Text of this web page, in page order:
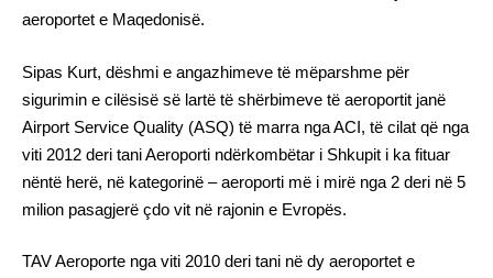
aeroportet e Maqedonisë.
Sipas Kurt, dëshmi e angazhimeve të mëparshme për
sigurimin e cilësisë së lartë të shërbimeve të aeroportit janë
Airport Service Quality (ASQ) të marra nga ACI, të cilat që nga
viti 2012 deri tani Aeroporti ndërkombëtar i Shkupit i ka fituar
nëntë herë, në kategorinë – aeroporti më i mirë nga 2 deri në 5
milion pasagjerë çdo vit në rajonin e Evropës.
TAV Aeroporte nga viti 2010 deri tani në dy aeroportet e